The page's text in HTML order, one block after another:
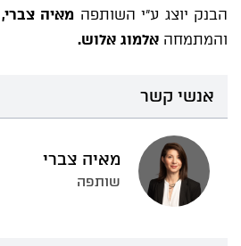
הבנק יוצג ע"י השותפה מאיה צברי,
והמתמחה אלמוג אלוש.
אנשי קשר
מאיה צברי
שותפה